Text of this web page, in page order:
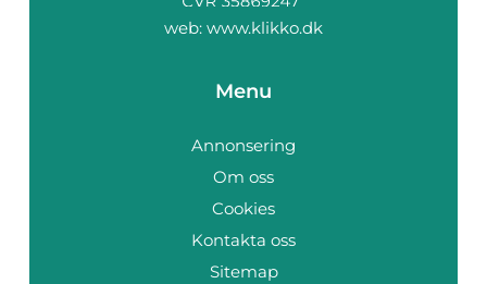
web: www.klikko.dk
Menu
Annonsering
Om oss
Cookies
Kontakta oss
Sitemap